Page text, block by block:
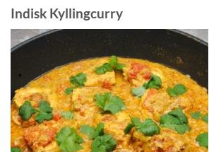
Indisk Kyllingcurry